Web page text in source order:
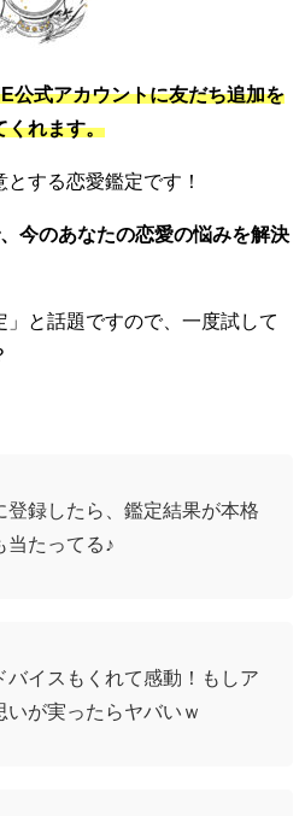
公式アカウントに友だち追加を
くれます。
する恋愛鑑定です！
今のあなたの恋愛の悩みを解決
」と話題ですので、一度試して
録したら、鑑定結果が本格
当たってる♪
イスもくれて感動！もしア
いが実ったらヤバいｗ